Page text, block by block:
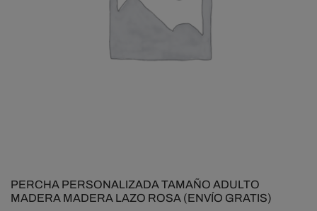
PERCHA PERSONALIZADA TAMAÑO ADULTO
MADERA MADERA LAZO ROSA (ENVÍO GRATIS)